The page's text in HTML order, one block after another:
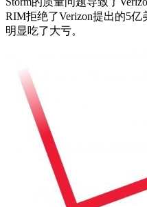
RIM拒绝了Verizon提出的5亿
明显吃了大亏。